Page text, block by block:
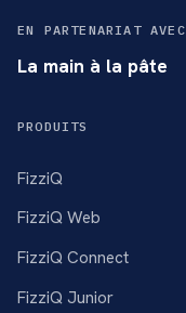
EN PARTENARIAT AVEC
La main à la pâte
PRODUITS
FizziQ
FizziQ Web
FizziQ Connect
FizziQ Junior